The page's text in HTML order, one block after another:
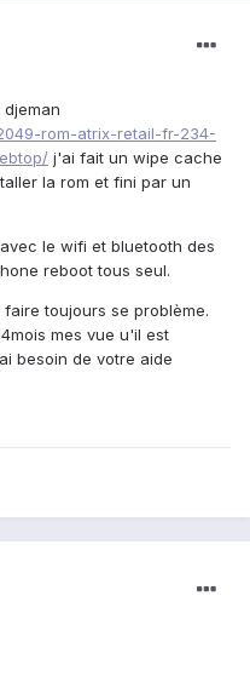
rom-atrix-retail-fr-234-
j'ai fait un wipe cache
la rom et fini par un
le wifi et bluetooth des
reboot tous seul.
toujours se problème.
mes vue u'il est
besoin de votre aide